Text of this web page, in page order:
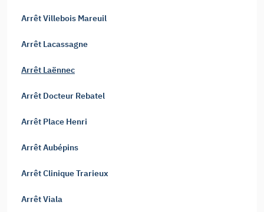
Arrêt Villebois Mareuil
Arrêt Lacassagne
Arrêt Laënnec
Arrêt Docteur Rebatel
Arrêt Place Henri
Arrêt Aubépins
Arrêt Clinique Trarieux
Arrêt Viala